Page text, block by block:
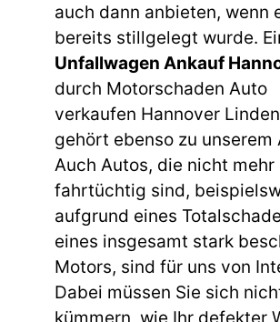
auch dann anbieten, wenn
bereits stillgelegt wurde.
Unfallwagen Ankauf
durch Motorschaden Auto
verkaufen Hannover
gehört ebenso zu unserem
Auch Autos, die nicht mehr
fahrtüchtig sind,
aufgrund eines
eines insgesamt stark
Motors, sind für uns von
Dabei müssen Sie sich
kümmern, wie Ihr defekter